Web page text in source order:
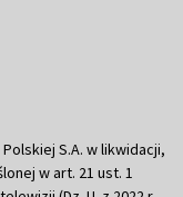
S.A. w likwidacji,
w art. 21 ust. 1